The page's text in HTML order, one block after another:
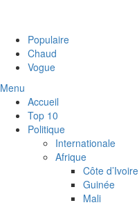
Populaire
Chaud
Vogue
Menu
Accueil
Top 10
Politique
Internationale
Afrique
Côte d’Ivoire
Guinée
Mali